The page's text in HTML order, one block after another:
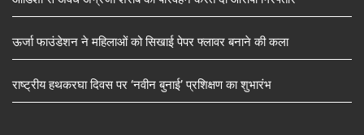
ऊर्जा फाउंडेशन ने महिलाओं को सिखाई पेपर फ्लावर बनाने की कला
राष्ट्रीय हथकरघा दिवस पर ‘नवीन बुनाई’ प्रशिक्षण का शुभारंभ